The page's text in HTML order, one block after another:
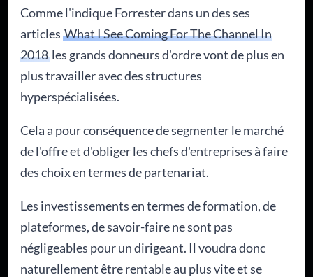
Comme l'indique Forrester dans un des ses
articlesWhat I See Coming For The Channel In
2018 les grands donneurs d'ordre vont de plus en
plus travailler avec des structures
hyperspécialisées.
Cela a pour conséquence de segmenter le marché
de l'offre et d'obliger les chefs d'entreprises à faire
des choix en termes de partenariat.
Les investissements en termes de formation, de
plateformes, de savoir-faire ne sont pas
négligeables pour un dirigeant. Il voudra donc
naturellement être rentable au plus vite et se